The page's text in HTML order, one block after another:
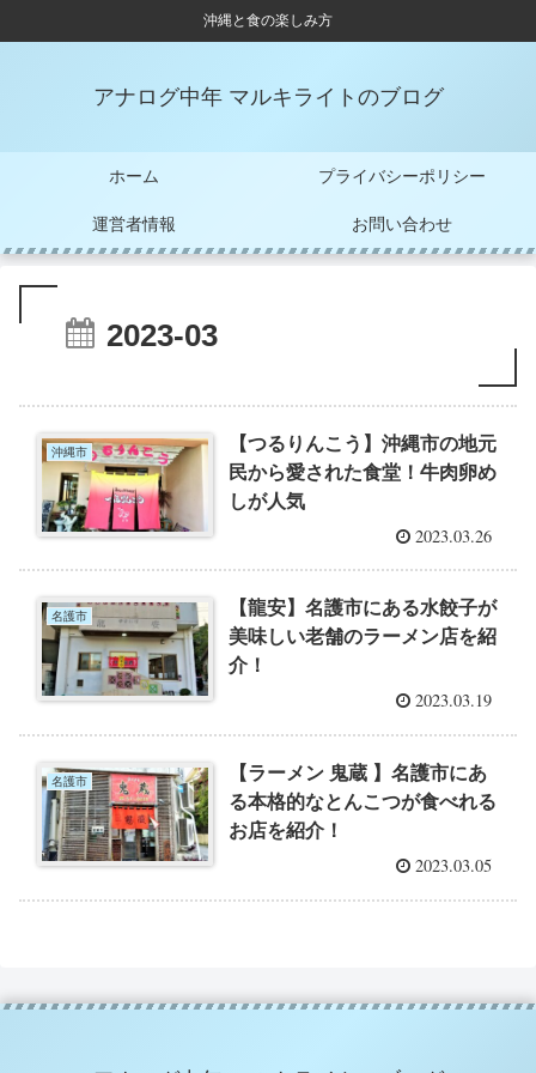
沖縄と食の楽しみ方
アナログ中年 マルキライトのブログ
ホーム プライバシーポリシー
運営者情報 お問い合わせ
2023-03
沖縄市
【つるりんこう】沖縄市の地元
民から愛された食堂！牛肉卵め
しが人気
2023.03.26
名護市
【龍安】名護市にある水餃子が
美味しい老舗のラーメン店を紹
介！
2023.03.19
名護市
【ラーメン 鬼蔵 】名護市にあ
る本格的なとんこつが食べれる
お店を紹介！
2023.03.05